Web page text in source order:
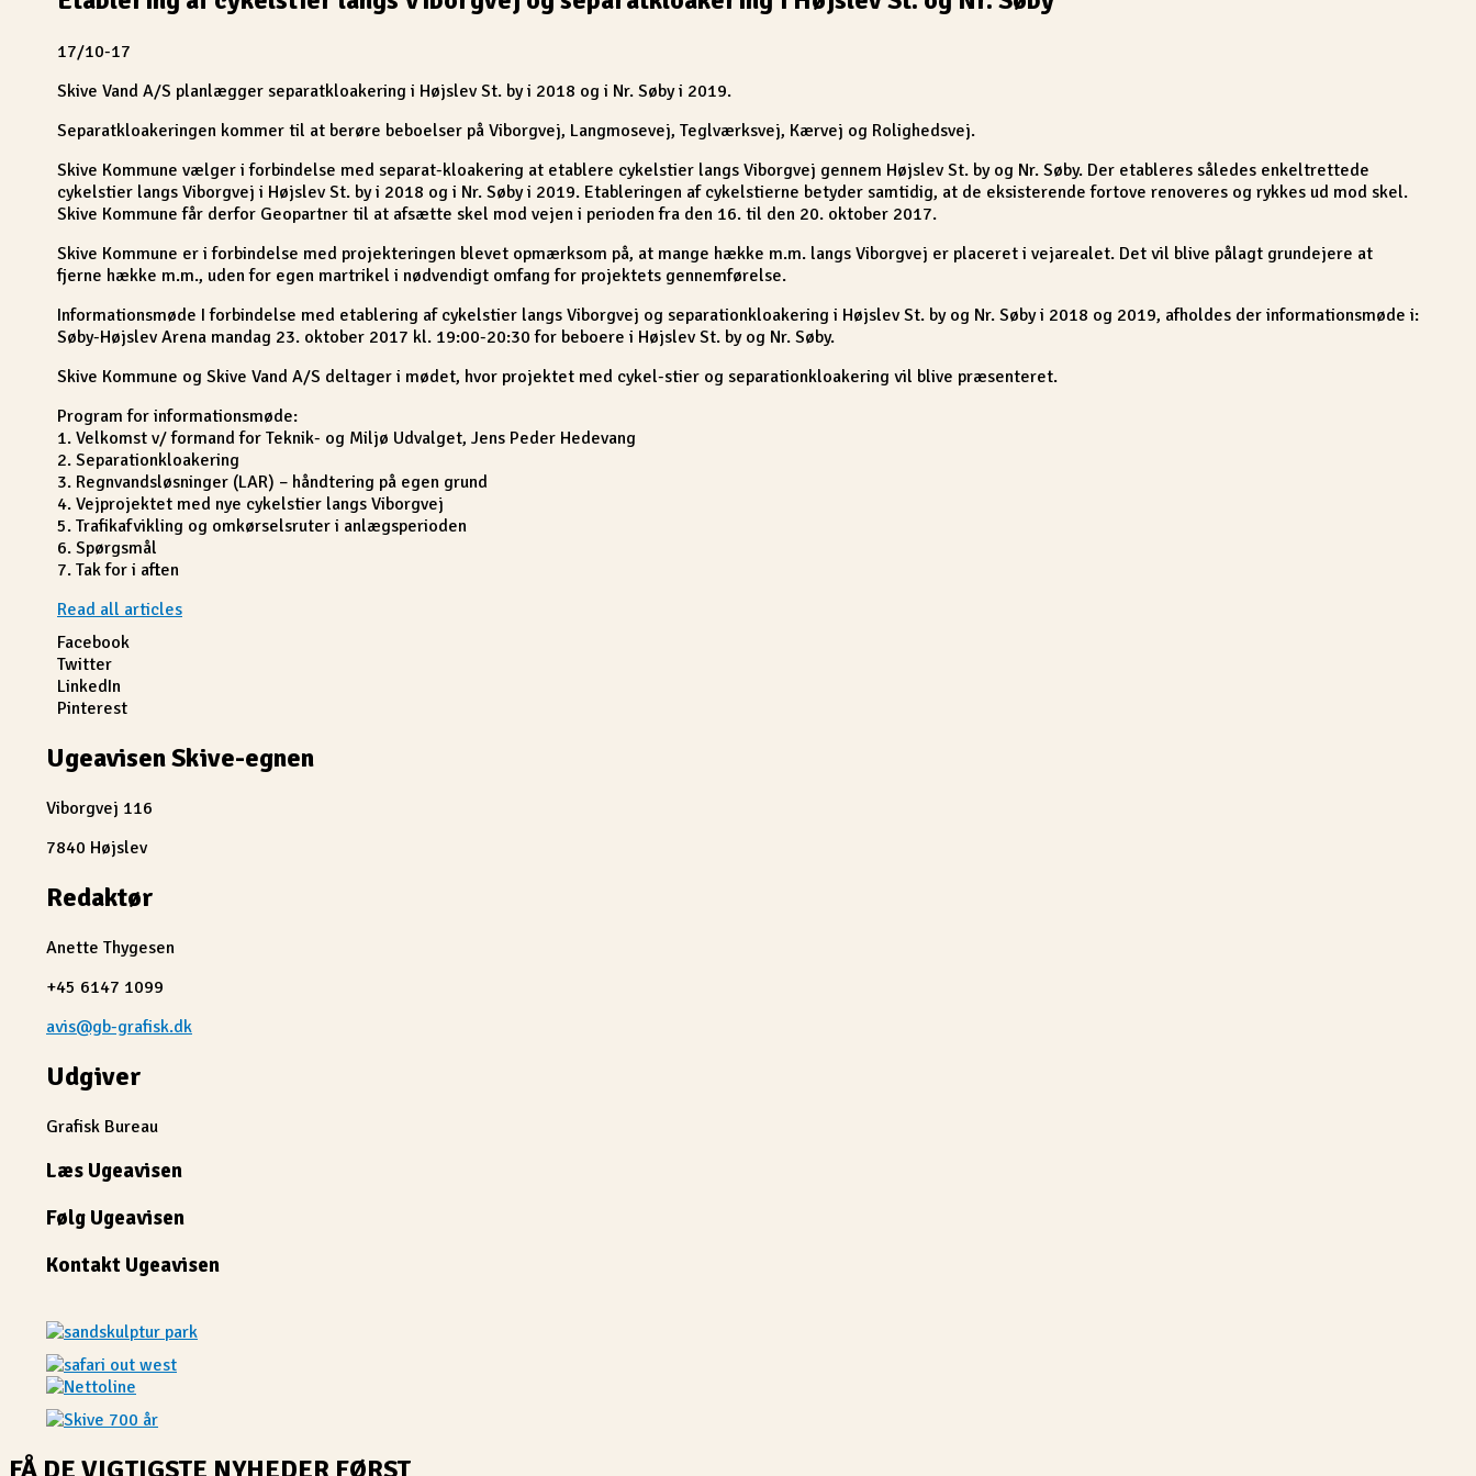
17/10-17
Skive Vand A/S planlægger separatkloakering i Højslev St. by i 2018 og i Nr. Søby i 2019.
Separatkloakeringen kommer til at berøre beboelser på Viborgvej, Langmosevej, Teglværksvej, Kærvej og Rolighedsvej.
Skive Kommune vælger i forbindelse med separat-kloakering at etablere cykelstier langs Viborgvej gennem Højslev St. by og Nr. Søby. Der etableres således enkeltrettede
cykelstier langs Viborgvej i Højslev St. by i 2018 og i Nr. Søby i 2019. Etableringen af cykelstierne betyder samtidig, at de eksisterende fortove renoveres og rykkes ud mod skel.
Skive Kommune får derfor Geopartner til at afsætte skel mod vejen i perioden fra den 16. til den 20. oktober 2017.
Skive Kommune er i forbindelse med projekteringen blevet opmærksom på, at mange hække m.m. langs Viborgvej er placeret i vejarealet. Det vil blive pålagt grundejere at
fjerne hække m.m., uden for egen martrikel i nødvendigt omfang for projektets gennemførelse.
Informationsmøde I forbindelse med etablering af cykelstier langs Viborgvej og separationkloakering i Højslev St. by og Nr. Søby i 2018 og 2019, afholdes der informationsmøde i:
Søby-Højslev Arena mandag 23. oktober 2017 kl. 19:00-20:30 for beboere i Højslev St. by og Nr. Søby.
Skive Kommune og Skive Vand A/S deltager i mødet, hvor projektet med cykel-stier og separationkloakering vil blive præsenteret.
Program for informationsmøde:
1. Velkomst v/ formand for Teknik- og Miljø Udvalget, Jens Peder Hedevang
2. Separationkloakering
3. Regnvandsløsninger (LAR) – håndtering på egen grund
4. Vejprojektet med nye cykelstier langs Viborgvej
5. Trafikafvikling og omkørselsruter i anlægsperioden
6. Spørgsmål
7. Tak for i aften
Read all articles
Facebook
Twitter
LinkedIn
Pinterest
Ugeavisen Skive-egnen
Viborgvej 116
7840 Højslev
Redaktør
Anette Thygesen
+45 6147 1099
avis@gb-grafisk.dk
Udgiver
Grafisk Bureau
Læs Ugeavisen
Følg Ugeavisen
Kontakt Ugeavisen